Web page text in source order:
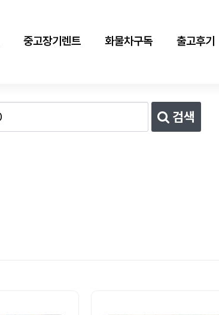
중고장기렌트 화물차구독 출고후기
검색